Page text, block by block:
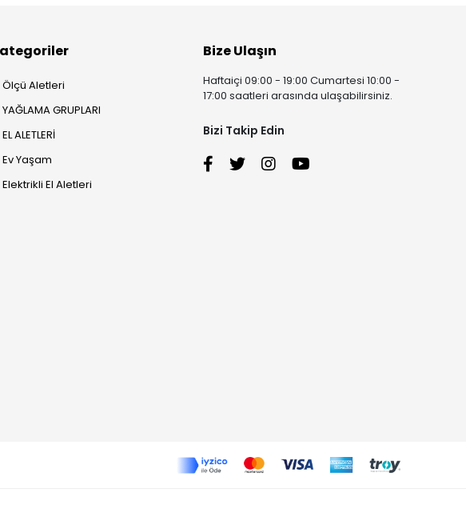
Ölçü Aletleri
YAĞLAMA GRUPLARI
EL ALETLERİ
Ev Yaşam
Elektrikli El Aletleri
Bize Ulaşın
Haftaiçi 09:00 - 19:00 Cumartesi 10:00 -
17:00 saatleri arasında ulaşabilirsiniz.
Bizi Takip Edin